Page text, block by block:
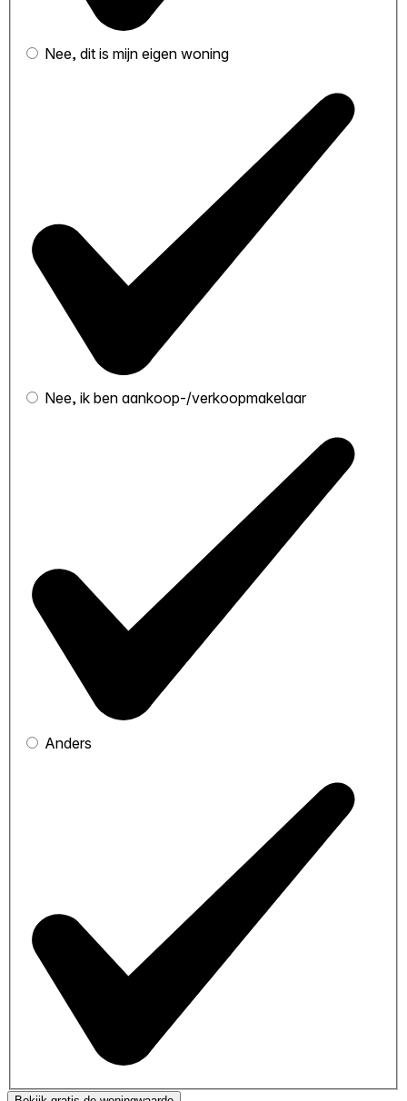
Nee, dit is mijn eigen woning
Nee, ik ben aankoop-/verkoopmakelaar
Anders